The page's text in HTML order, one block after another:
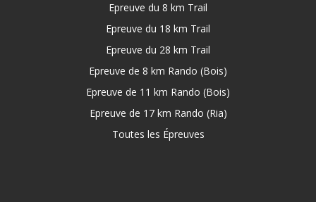
Epreuve du 8 km Trail
Epreuve du 18 km Trail
Epreuve du 28 km Trail
Epreuve de 8 km Rando (Bois)
Epreuve de 11 km Rando (Bois)
Epreuve de 17 km Rando (Ria)
Toutes les Épreuves